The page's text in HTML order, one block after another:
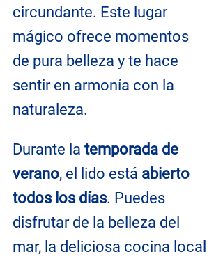
circundante. Este lugar
mágico ofrece momentos
de pura belleza y te hace
sentir en armonía con la
naturaleza.
Durante la temporada de
verano, el lido está abierto
todos los días. Puedes
disfrutar de la belleza del
mar, la deliciosa cocina local